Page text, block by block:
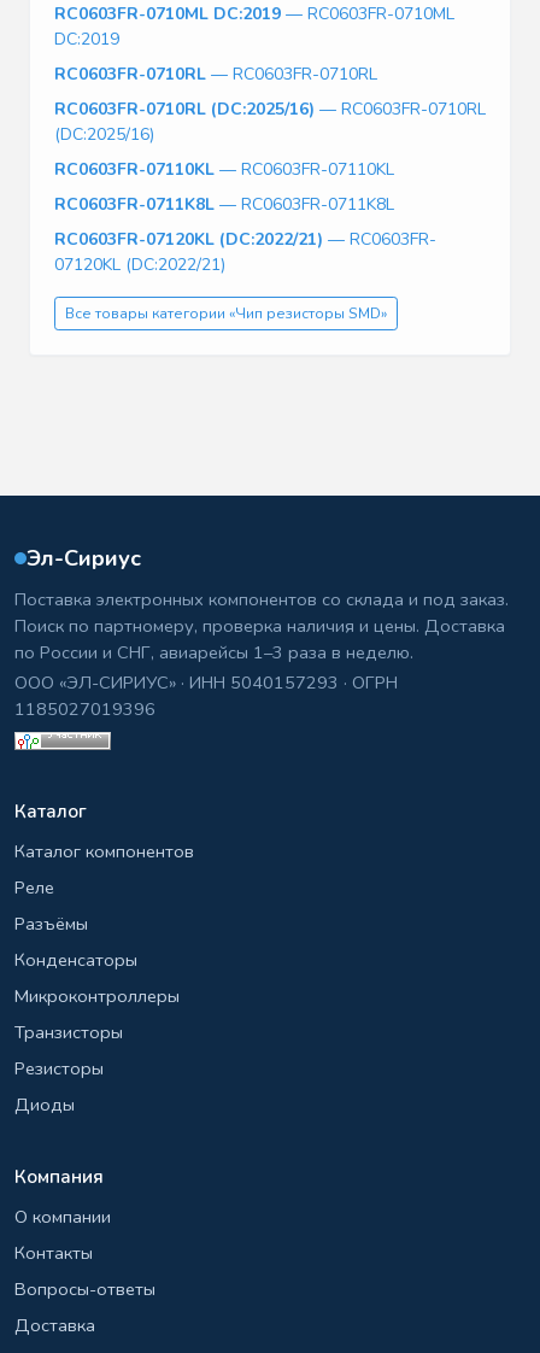
RC0603FR-0710ML DC:2019 — RC0603FR-0710ML
DC:2019
RC0603FR-0710RL — RC0603FR-0710RL
RC0603FR-0710RL (DC:2025/16) — RC0603FR-0710RL
(DC:2025/16)
RC0603FR-07110KL — RC0603FR-07110KL
RC0603FR-0711K8L — RC0603FR-0711K8L
RC0603FR-07120KL (DC:2022/21) — RC0603FR-
07120KL (DC:2022/21)
Все товары категории «Чип резисторы SMD»
Эл-Сириус
Поставка электронных компонентов со склада и под заказ.
Поиск по партномеру, проверка наличия и цены. Доставка
по России и СНГ, авиарейсы 1–3 раза в неделю.
ООО «ЭЛ-СИРИУС» · ИНН 5040157293 · ОГРН
1185027019396
Каталог
Каталог компонентов
Реле
Разъёмы
Конденсаторы
Микроконтроллеры
Транзисторы
Резисторы
Диоды
Компания
О компании
Контакты
Вопросы-ответы
Доставка